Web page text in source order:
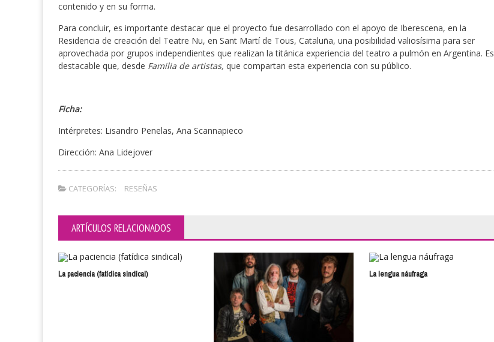
contenido y en su forma.
Para concluir, es importante destacar que el proyecto fue desarrollado con el apoyo de Iberescena, en la
Residencia de creación del Teatre Nu, en Sant Martí de Tous, Cataluña, una posibilidad valiosísima para ser
aprovechada por grupos independientes que realizan la titánica experiencia del teatro a pulmón en Argentina. Es
destacable que, desde Familia de artistas, que compartan esta experiencia con su público.
Ficha:
Intérpretes: Lisandro Penelas, Ana Scannapieco
Dirección: Ana Lidejover
CATEGORÍAS: RESEÑAS
ARTÍCULOS RELACIONADOS
La paciencia (fatídica sindical) La lengua náufraga